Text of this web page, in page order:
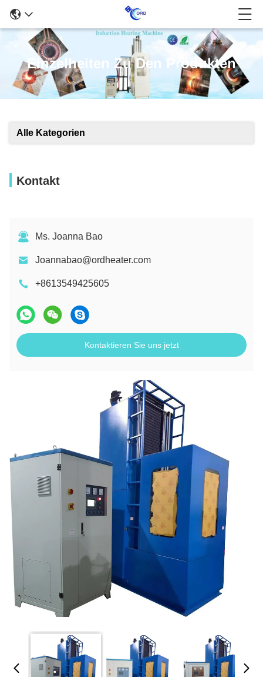
Einzelheiten Zu Den Produkten
Alle Kategorien
Kontakt
Ms. Joanna Bao
Joannabao@ordheater.com
+8613549425605
Kontaktieren Sie uns jetzt